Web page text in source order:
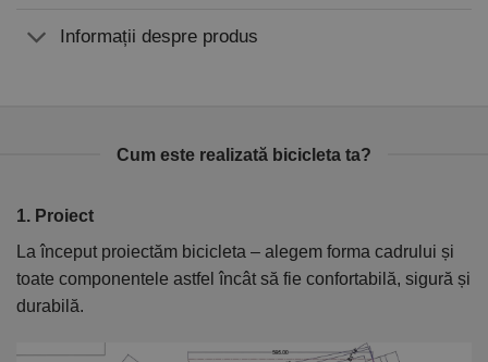
Informații despre produs
Cum este realizată bicicleta ta?
1. Proiect
La început proiectăm bicicleta – alegem forma cadrului și
toate componentele astfel încât să fie confortabilă, sigură și
durabilă.